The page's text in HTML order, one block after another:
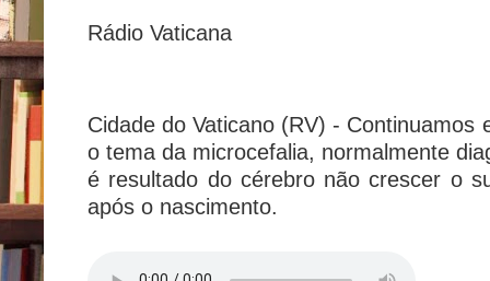
Rádio Vaticana
Cidade do Vaticano (RV) - Continuamos
o tema da microcefalia, normalmente
é resultado do cérebro não crescer o
após o nascimento.